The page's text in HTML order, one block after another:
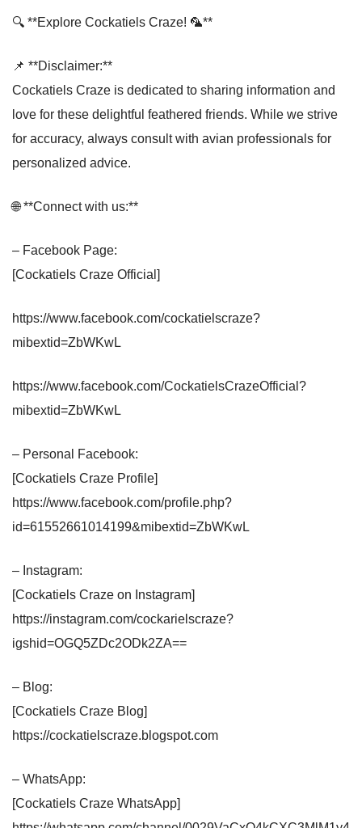
🔍 **Explore Cockatiels Craze! 🦜**
📌 **Disclaimer:**
Cockatiels Craze is dedicated to sharing information and
love for these delightful feathered friends. While we strive
for accuracy, always consult with avian professionals for
personalized advice.
🌐 **Connect with us:**
– Facebook Page:
[Cockatiels Craze Official]
https://www.facebook.com/cockatielscraze?
mibextid=ZbWKwL
https://www.facebook.com/CockatielsCrazeOfficial?
mibextid=ZbWKwL
– Personal Facebook:
[Cockatiels Craze Profile]
https://www.facebook.com/profile.php?
id=61552661014199&mibextid=ZbWKwL
– Instagram:
[Cockatiels Craze on Instagram]
https://instagram.com/cockarielscraze?
igshid=OGQ5ZDc2ODk2ZA==
– Blog:
[Cockatiels Craze Blog]
https://cockatielscraze.blogspot.com
– WhatsApp:
[Cockatiels Craze WhatsApp]